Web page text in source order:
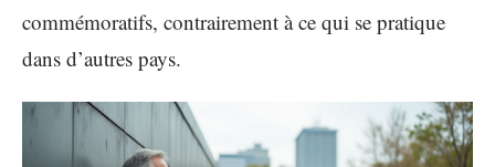
commémoratifs, contrairement à ce qui se pratique
dans d’autres pays.